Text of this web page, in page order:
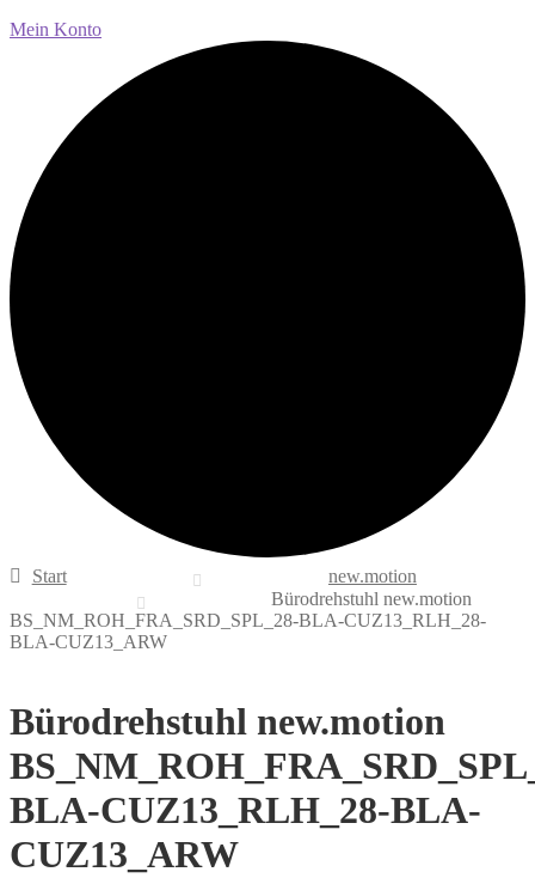
Mein Konto
Start
new.motion
Bürodrehstuhl new.motion
BS_NM_ROH_FRA_SRD_SPL_28-BLA-CUZ13_RLH_28-
BLA-CUZ13_ARW
Bürodrehstuhl new.motion
BLA-CUZ13_RLH_28-BLA-
CUZ13_ARW